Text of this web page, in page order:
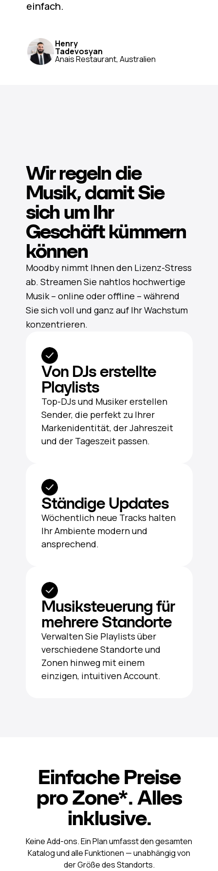
einfach.
Henry
Tadevosyan
Anais Restaurant, Australien
Wir regeln die
Musik, damit Sie
sich um Ihr
Geschäft kümmern
können
Moodby nimmt Ihnen den Lizenz-Stress
ab. Streamen Sie nahtlos hochwertige
Musik – online oder offline – während
Sie sich voll und ganz auf Ihr Wachstum
konzentrieren.
Von DJs erstellte
Playlists
Top-DJs und Musiker erstellen
Sender, die perfekt zu Ihrer
Markenidentität, der Jahreszeit
und der Tageszeit passen.
Ständige Updates
Wöchentlich neue Tracks halten
Ihr Ambiente modern und
ansprechend.
Musiksteuerung für
mehrere Standorte
Verwalten Sie Playlists über
verschiedene Standorte und
Zonen hinweg mit einem
einzigen, intuitiven Account.
Einfache Preise
pro Zone*. Alles
inklusive.
Keine Add-ons. Ein Plan umfasst den gesamten
Katalog und alle Funktionen — unabhängig von
der Größe des Standorts.